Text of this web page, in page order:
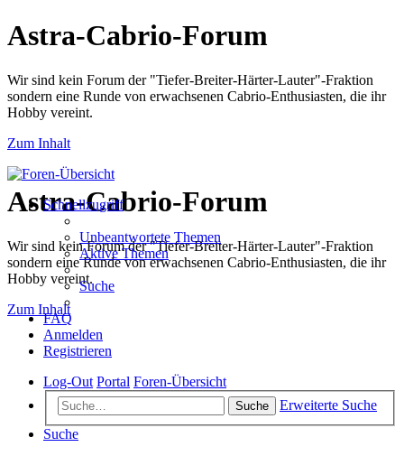
Astra-Cabrio-Forum
Wir sind kein Forum der "Tiefer-Breiter-Härter-Lauter"-Fraktion
sondern eine Runde von erwachsenen Cabrio-Enthusiasten, die ihr
Hobby vereint.
Zum Inhalt
Astra-Cabrio-Forum
Wir sind kein Forum der "Tiefer-Breiter-Härter-Lauter"-Fraktion
sondern eine Runde von erwachsenen Cabrio-Enthusiasten, die ihr
Hobby vereint.
Zum Inhalt
Schnellzugriff
Unbeantwortete Themen
Aktive Themen
Suche
FAQ
Anmelden
Registrieren
Log-Out Portal Foren-Übersicht
Suche
Erweiterte Suche
Suche